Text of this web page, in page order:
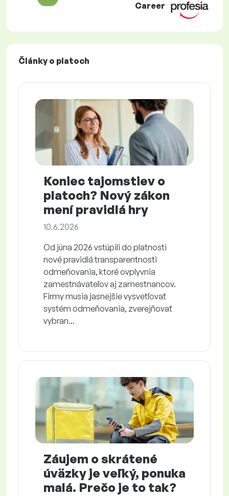
Career
Články o platoch
Koniec tajomstiev o
platoch? Nový zákon
mení pravidlá hry
10.6.2026
Od júna 2026 vstúpili do platnosti
nové pravidlá transparentnosti
odmeňovania, ktoré ovplyvnia
zamestnávateľov aj zamestnancov.
Firmy musia jasnejšie vysvetľovať
systém odmeňovania, zverejňovať
vybran...
Záujem o skrátené
úväzky je veľký, ponuka
malá. Prečo je to tak?